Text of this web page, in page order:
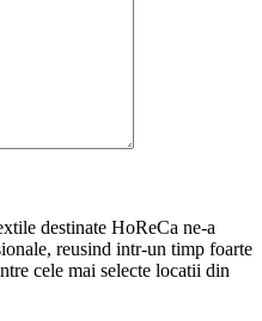
destinate HoReCa ne-a
reusind intr-un timp foarte
cele mai selecte locatii din